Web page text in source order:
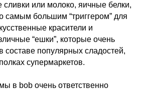
сливки или молоко, яичные белки,
самым большим “триггером” для
красители и
“ешки”, которые очень
составе популярных сладостей,
супермаркетов.
в bob очень ответственно